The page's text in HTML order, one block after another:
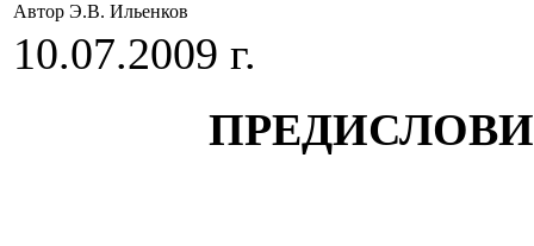
Автор Э.В. Ильенков
10.07.2009 г.